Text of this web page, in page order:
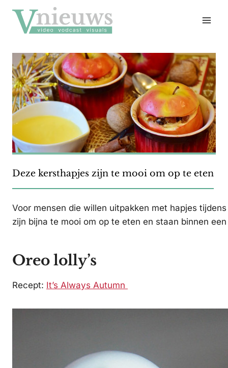
naar
inhoud
Deze kersthapjes zijn te mooi om op te eten
Voor mensen die willen uitpakken met hapjes
zijn bijna te mooi om op te eten en staan binnen
Oreo lolly’s
Recept: It’s Always Autumn